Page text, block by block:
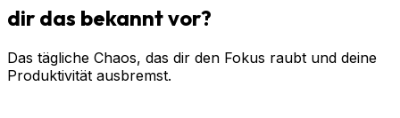
dir das bekannt vor?
Das tägliche Chaos, das dir den Fokus raubt und deine
Produktivität ausbremst.